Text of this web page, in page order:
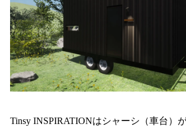
Tinsy INSPIRATIONはシャーシ（車台）